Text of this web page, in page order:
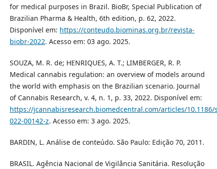
for medical purposes in Brazil. BioBr, Special Publication of
Brazilian Pharma & Health, 6th edition, p. 62, 2022.
Disponível em: https://conteudo.biominas.org.br/revista-
biobr-2022. Acesso em: 03 ago. 2025.
SOUZA, M. R. de; HENRIQUES, A. T.; LIMBERGER, R. P.
Medical cannabis regulation: an overview of models around
the world with emphasis on the Brazilian scenario. Journal
of Cannabis Research, v. 4, n. 1, p. 33, 2022. Disponível em:
https://jcannabisresearch.biomedcentral.com/articles/10.1186/
022-00142-z. Acesso em: 3 ago. 2025.
BARDIN, L. Análise de conteúdo. São Paulo: Edição 70, 2011.
BRASIL. Agência Nacional de Vigilância Sanitária. Resolução